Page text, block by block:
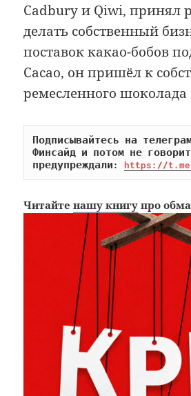
Cadbury и Qiwi, принял
делать собственный
поставок какао-бобов
Cacao, он пришёл к
ремесленного шоколада
Подписывайтесь на
Финсайд и потом не
предупреждали: https://
Читайтенашу книгу про